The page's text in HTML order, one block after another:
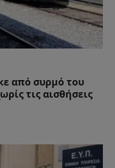
από συρμό του
τις αισθήσεις